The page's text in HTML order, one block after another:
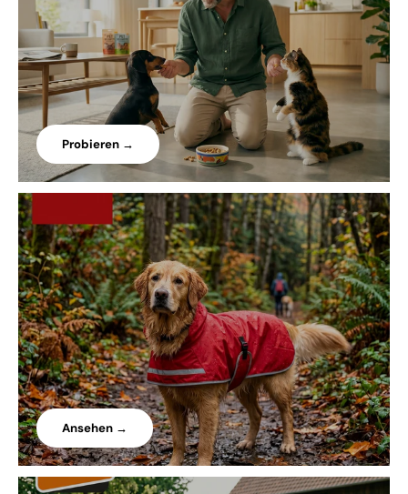
Probieren →
Ansehen →